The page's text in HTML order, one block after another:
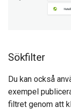
Sökfilter
Du kan också
exempel
filtret genom att